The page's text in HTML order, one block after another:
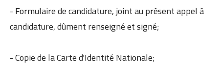
- Formulaire de candidature, joint au présent appel à
candidature, dûment renseigné et signé;
- Copie de la Carte d'Identité Nationale;